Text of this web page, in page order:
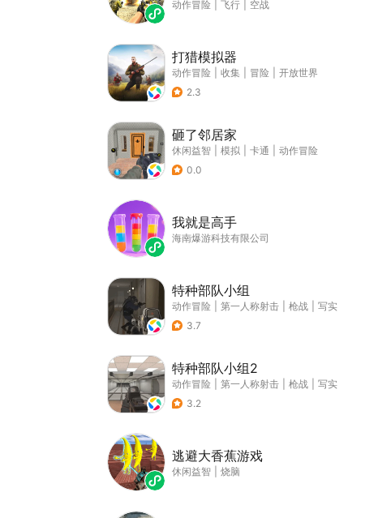
动作冒险 飞行 空战
打猎模拟器
动作冒险 收集 冒险
开放世界
2.3
砸了邻居家
休闲益智 模拟 卡通
动作冒险
0.0
我就是高手
海南爆游科技有限公司
特种部队小组
动作冒险 第一人称射击 枪战
写实
3.7
特种部队小组2
动作冒险 第一人称射击 枪战
写实
3.2
逃避大香蕉游戏
休闲益智 烧脑